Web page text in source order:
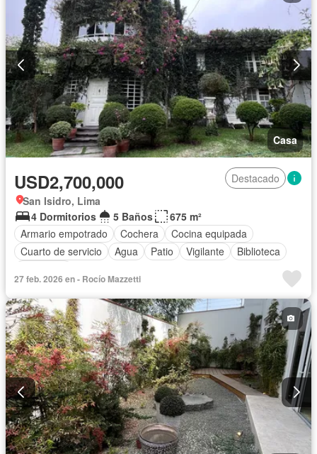
Casa
USD2,700,000
Destacado
San Isidro, Lima
4 Dormitorios
5 Baños
675 m²
Armario empotrado
Cochera
Cocina equipada
Cuarto de servicio
Agua Patio Vigilante
Biblioteca
27 feb. 2026 en - Rocío Mazzetti